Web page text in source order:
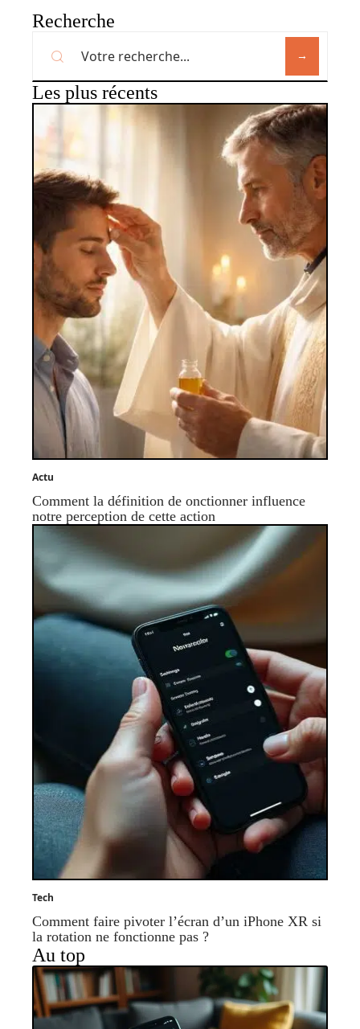
Recherche
Les plus récents
Actu
Comment la définition de onctionner influence
notre perception de cette action
Tech
Comment faire pivoter l’écran d’un iPhone XR si
la rotation ne fonctionne pas ?
Au top